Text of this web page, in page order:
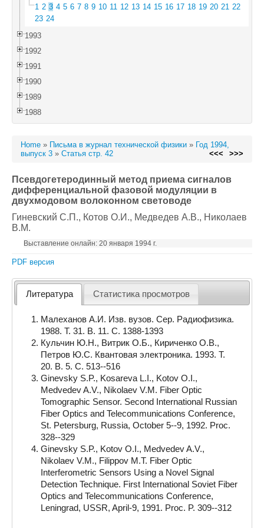
1 2 3 4 5 6 7 8 9 10 11 12 13 14 15 16 17 18 19 20 21 22
23 24
1993
1992
1991
1990
1989
1988
Home » Письма в журнал технической физики » Год 1994,
выпуск 3 » Статья стр. 42 <<< >>>
Псевдогетеродинный метод приема сигналов
дифференциальной фазовой модуляции в
двухмодовом волоконном световоде
Гиневский С.П., Котов О.И., Медведев А.В., Николаев
В.М.
Выставление онлайн: 20 января 1994 г.
PDF версия
Литература Статистика просмотров
Малеханов А.И. Изв. вузов. Сер. Радиофизика.
1988. Т. 31. B. 11. C. 1388-1393
Кульчин Ю.Н., Витрик О.Б., Кириченко О.В.,
Петров Ю.С. Квантовая электроника. 1993. Т.
20. В. 5. С. 513--516
Ginevsky S.P., Kosareva L.I., Kotov O.I.,
Medvedev A.V., Nikolaev V.M. Fiber Optic
Tomographic Sensor. Second International Russian
Fiber Optics and Telecommunications Conference,
St. Petersburg, Russia, October 5--9, 1992. Proc.
328--329
Ginevsky S.P., Kotov O.I., Medvedev A.V.,
Nikolaev V.M., Filippov М.Т. Fiber Optic
Interferometric Sensors Using a Novel Signal
Detection Technique. First International Soviet Fiber
Optics and Telecommunications Conference,
Leningrad, USSR, April-9, 1991. Proc. P. 309--312